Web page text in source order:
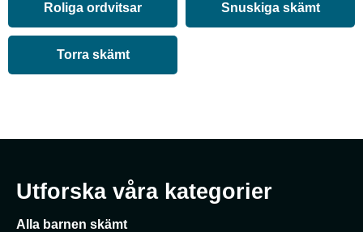
Roliga ordvitsar Snuskiga skämt
Torra skämt
Utforska våra kategorier
Alla barnen skämt